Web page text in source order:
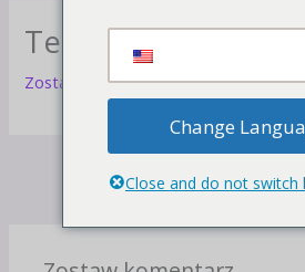
Test
Zostaw komentarz /Uncategorized/
Next Wpis→
Change
Close and do not switch